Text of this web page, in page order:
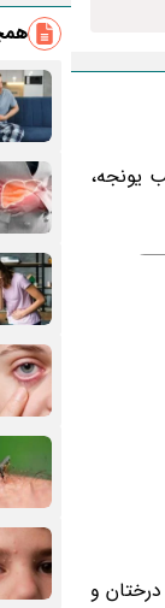
یونجه،
و